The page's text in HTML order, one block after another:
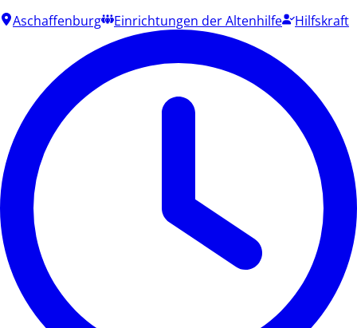
Aschaffenburg
Einrichtungen der Altenhilfe Hilfskraft